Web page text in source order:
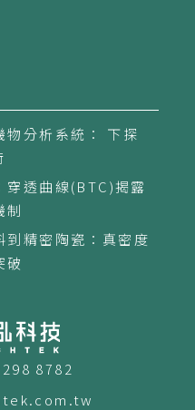
物分析系統： 下探
穿透曲線(BTC)揭露
制
到精密陶瓷：真密度
破
8782